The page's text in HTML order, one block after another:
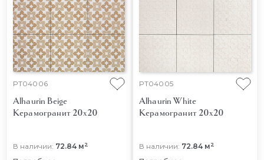
PT04006
Alhaurin Beige
Керамогранит 20x20
В наличии: 72.84 м2
PT04005
Alhaurin White
Керамогранит 20x20
В наличии: 72.84 м2